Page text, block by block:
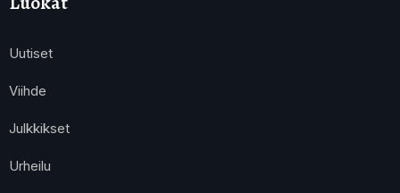
Uutiset
Viihde
Julkkikset
Urheilu